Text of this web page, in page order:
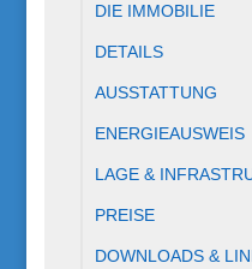
DIE IMMOBILIE
DETAILS
AUSSTATTUNG
ENERGIEAUSWEIS
LAGE &
PREISE
DOWNLOADS &